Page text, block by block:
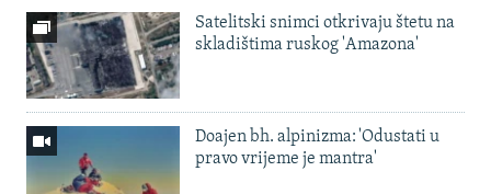
Satelitski snimci otkrivaju štetu na
skladištima ruskog 'Amazona'
Doajen bh. alpinizma: 'Odustati u
pravo vrijeme je mantra'